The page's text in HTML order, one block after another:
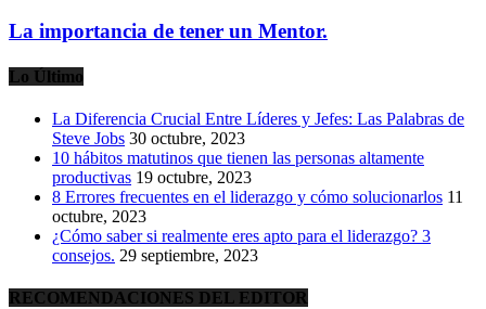
La importancia de tener un Mentor.
Lo Último
La Diferencia Crucial Entre Líderes y Jefes: Las Palabras de
Steve Jobs 30 octubre, 2023
10 hábitos matutinos que tienen las personas altamente
productivas 19 octubre, 2023
8 Errores frecuentes en el liderazgo y cómo solucionarlos 11
octubre, 2023
¿Cómo saber si realmente eres apto para el liderazgo? 3
consejos. 29 septiembre, 2023
RECOMENDACIONES DEL EDITOR